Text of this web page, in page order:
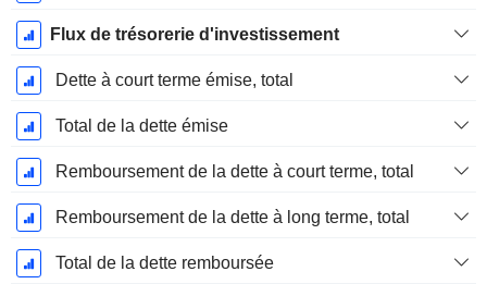
Flux de trésorerie d'investissement
Dette à court terme émise, total
Total de la dette émise
Remboursement de la dette à court terme, total
Remboursement de la dette à long terme, total
Total de la dette remboursée